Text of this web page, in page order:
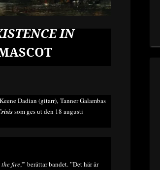
IN
Dadian (gitarr), Tanner Galambas
som ges ut den 18 augusti
fire,'” berättar bandet. ”Det här är